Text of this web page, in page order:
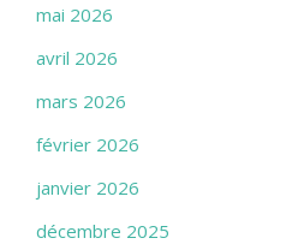
mai 2026
avril 2026
mars 2026
février 2026
janvier 2026
décembre 2025